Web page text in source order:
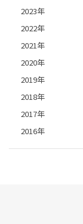
2023年
2022年
2021年
2020年
2019年
2018年
2017年
2016年